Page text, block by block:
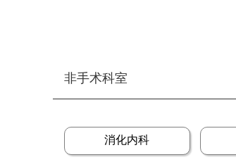
消化内科
非手术科室